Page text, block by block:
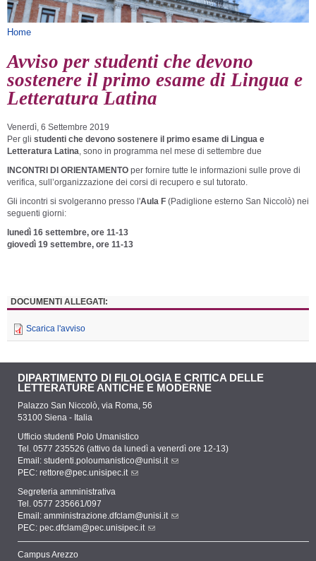
SERVIZI
Tu sei qui
Home
Avviso per studenti che devono
sostenere il primo esame di Lingua e
Letteratura Latina
Venerdì, 6 Settembre 2019
Per gli studenti che devono sostenere il primo esame di Lingua e
Letteratura Latina, sono in programma nel mese di settembre due
INCONTRI DI ORIENTAMENTO per fornire tutte le informazioni sulle prove di
verifica, sull’organizzazione dei corsi di recupero e sul tutorato.
Gli incontri si svolgeranno presso l'Aula F (Padiglione esterno San Niccolò) nei
seguenti giorni:
lunedì 16 settembre, ore 11-13
giovedì 19 settembre, ore 11-13
DOCUMENTI ALLEGATI:
Scarica l'avviso
DIPARTIMENTO DI FILOLOGIA E CRITICA DELLE
LETTERATURE ANTICHE E MODERNE
Palazzo San Niccolò, via Roma, 56
53100 Siena - Italia
Ufficio studenti Polo Umanistico
Tel. 0577 235526 (attivo da lunedì a venerdì ore 12-13)
Email: studenti.poloumanistico@unisi.it
PEC: rettore@pec.unisipec.it
Segreteria amministrativa
Tel. 0577 235661/097
Email: amministrazione.dfclam@unisi.it
PEC: pec.dfclam@pec.unisipec.it
Campus Arezzo